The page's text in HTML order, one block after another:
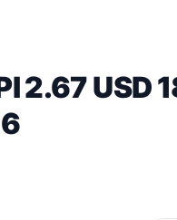
2.67 USD